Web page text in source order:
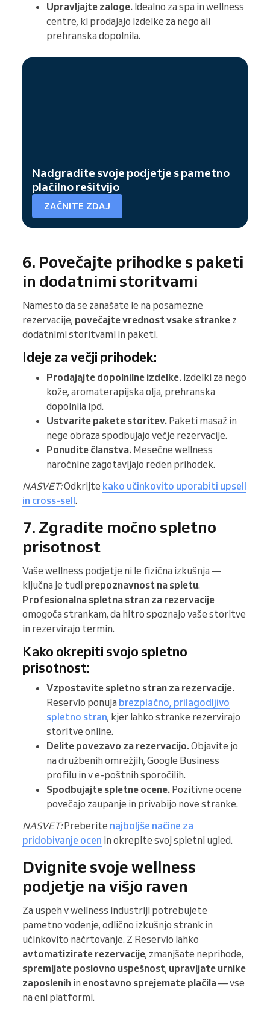
Upravljajte zaloge. Idealno za spa in wellness
centre, ki prodajajo izdelke za nego ali
prehranska dopolnila.
Nadgradite svoje podjetje s pametno
plačilno rešitvijo
ZAČNITE ZDAJ
6. Povečajte prihodke s paketi
in dodatnimi storitvami
Namesto da se zanašate le na posamezne
rezervacije, povečajte vrednost vsake stranke z
dodatnimi storitvami in paketi.
Ideje za večji prihodek:
Prodajajte dopolnilne izdelke. Izdelki za nego
kože, aromaterapijska olja, prehranska
dopolnila ipd.
Ustvarite pakete storitev. Paketi masaž in
nege obraza spodbujajo večje rezervacije.
Ponudite članstva. Mesečne wellness
naročnine zagotavljajo reden prihodek.
NASVET:Odkrijte kako učinkovito uporabiti upsell
in cross-sell.
7. Zgradite močno spletno
prisotnost
Vaše wellness podjetje ni le fizična izkušnja —
ključna je tudi prepoznavnost na spletu.
Profesionalna spletna stran za rezervacije
omogoča strankam, da hitro spoznajo vaše storitve
in rezervirajo termin.
Kako okrepiti svojo spletno
prisotnost:
Vzpostavite spletno stran za rezervacije.
Reservio ponuja brezplačno, prilagodljivo
spletno stran, kjer lahko stranke rezervirajo
storitve online.
Delite povezavo za rezervacijo.Objavite jo
na družbenih omrežjih, Google Business
profilu in v e-poštnih sporočilih.
Spodbujajte spletne ocene. Pozitivne ocene
povečajo zaupanje in privabijo nove stranke.
NASVET:Preberite najboljše načine za
pridobivanje ocen in okrepite svoj spletni ugled.
Dvignite svoje wellness
podjetje na višjo raven
Za uspeh v wellness industriji potrebujete
pametno vodenje, odlično izkušnjo strank in
učinkovito načrtovanje. Z Reservio lahko
avtomatizirate rezervacije, zmanjšate neprihode,
spremljate poslovno uspešnost, upravljate urnike
zaposlenih in enostavno sprejemate plačila— vse
na eni platformi.